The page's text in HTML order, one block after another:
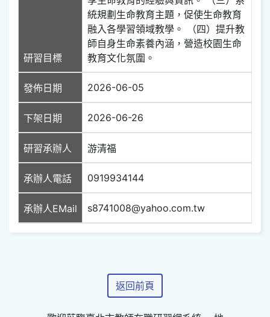
研習目標
統規劃生命教育主題，促使生命教育
融入各學習領域教學。 （四）提升教
師自身生命素養內涵，營造校園生命
教育文化氛圍。
發佈日期 2026-06-05
下架日期 2026-06-26
研習承辦人 游清福
承辦人電話 0919934144
承辦人EMail s8741008@yahoo.com.tw
返回前頁